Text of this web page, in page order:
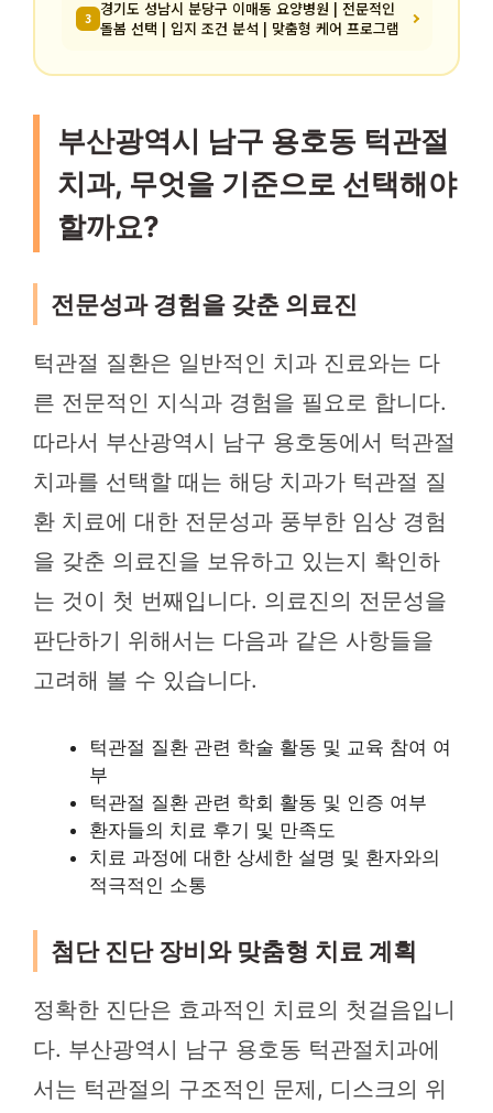
3 경기도 성남시 분당구 이매동 요양병원 | 전문적인
돌봄 선택 | 입지 조건 분석 | 맞춤형 케어 프로그램
부산광역시 남구 용호동 턱관절
치과, 무엇을 기준으로 선택해야
할까요?
전문성과 경험을 갖춘 의료진
턱관절 질환은 일반적인 치과 진료와는 다
른 전문적인 지식과 경험을 필요로 합니다.
따라서 부산광역시 남구 용호동에서 턱관절
치과를 선택할 때는 해당 치과가 턱관절 질
환 치료에 대한 전문성과 풍부한 임상 경험
을 갖춘 의료진을 보유하고 있는지 확인하
는 것이 첫 번째입니다. 의료진의 전문성을
판단하기 위해서는 다음과 같은 사항들을
고려해 볼 수 있습니다.
턱관절 질환 관련 학술 활동 및 교육 참여 여
부
턱관절 질환 관련 학회 활동 및 인증 여부
환자들의 치료 후기 및 만족도
치료 과정에 대한 상세한 설명 및 환자와의
적극적인 소통
첨단 진단 장비와 맞춤형 치료 계획
정확한 진단은 효과적인 치료의 첫걸음입니
다. 부산광역시 남구 용호동 턱관절치과에
서는 턱관절의 구조적인 문제, 디스크의 위